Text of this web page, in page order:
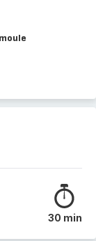
30 min